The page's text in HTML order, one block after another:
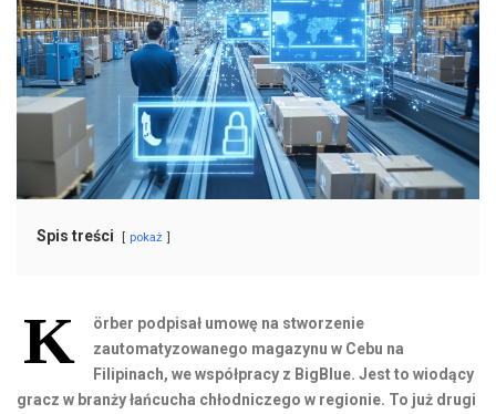
Spis treści pokaż
K
örber podpisał umowę na stworzenie
zautomatyzowanego magazynu w Cebu na
Filipinach, we współpracy z BigBlue. Jest to wiodący
gracz w branży łańcucha chłodniczego w regionie. To już drugi